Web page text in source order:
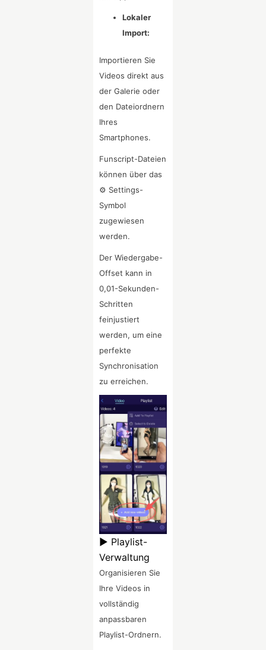
Lokaler
Import:
Importieren Sie
Videos direkt aus
der Galerie oder
den Dateiordnern
Ihres
Smartphones.
Funscript-Dateien
können über das
⚙ Settings-
Symbol
zugewiesen
werden.
Der Wiedergabe-
Offset kann in
0,01-Sekunden-
Schritten
feinjustiert
werden, um eine
perfekte
Synchronisation
zu erreichen.
▶ Playlist-
Verwaltung
Organisieren Sie
Ihre Videos in
vollständig
anpassbaren
Playlist-Ordnern.